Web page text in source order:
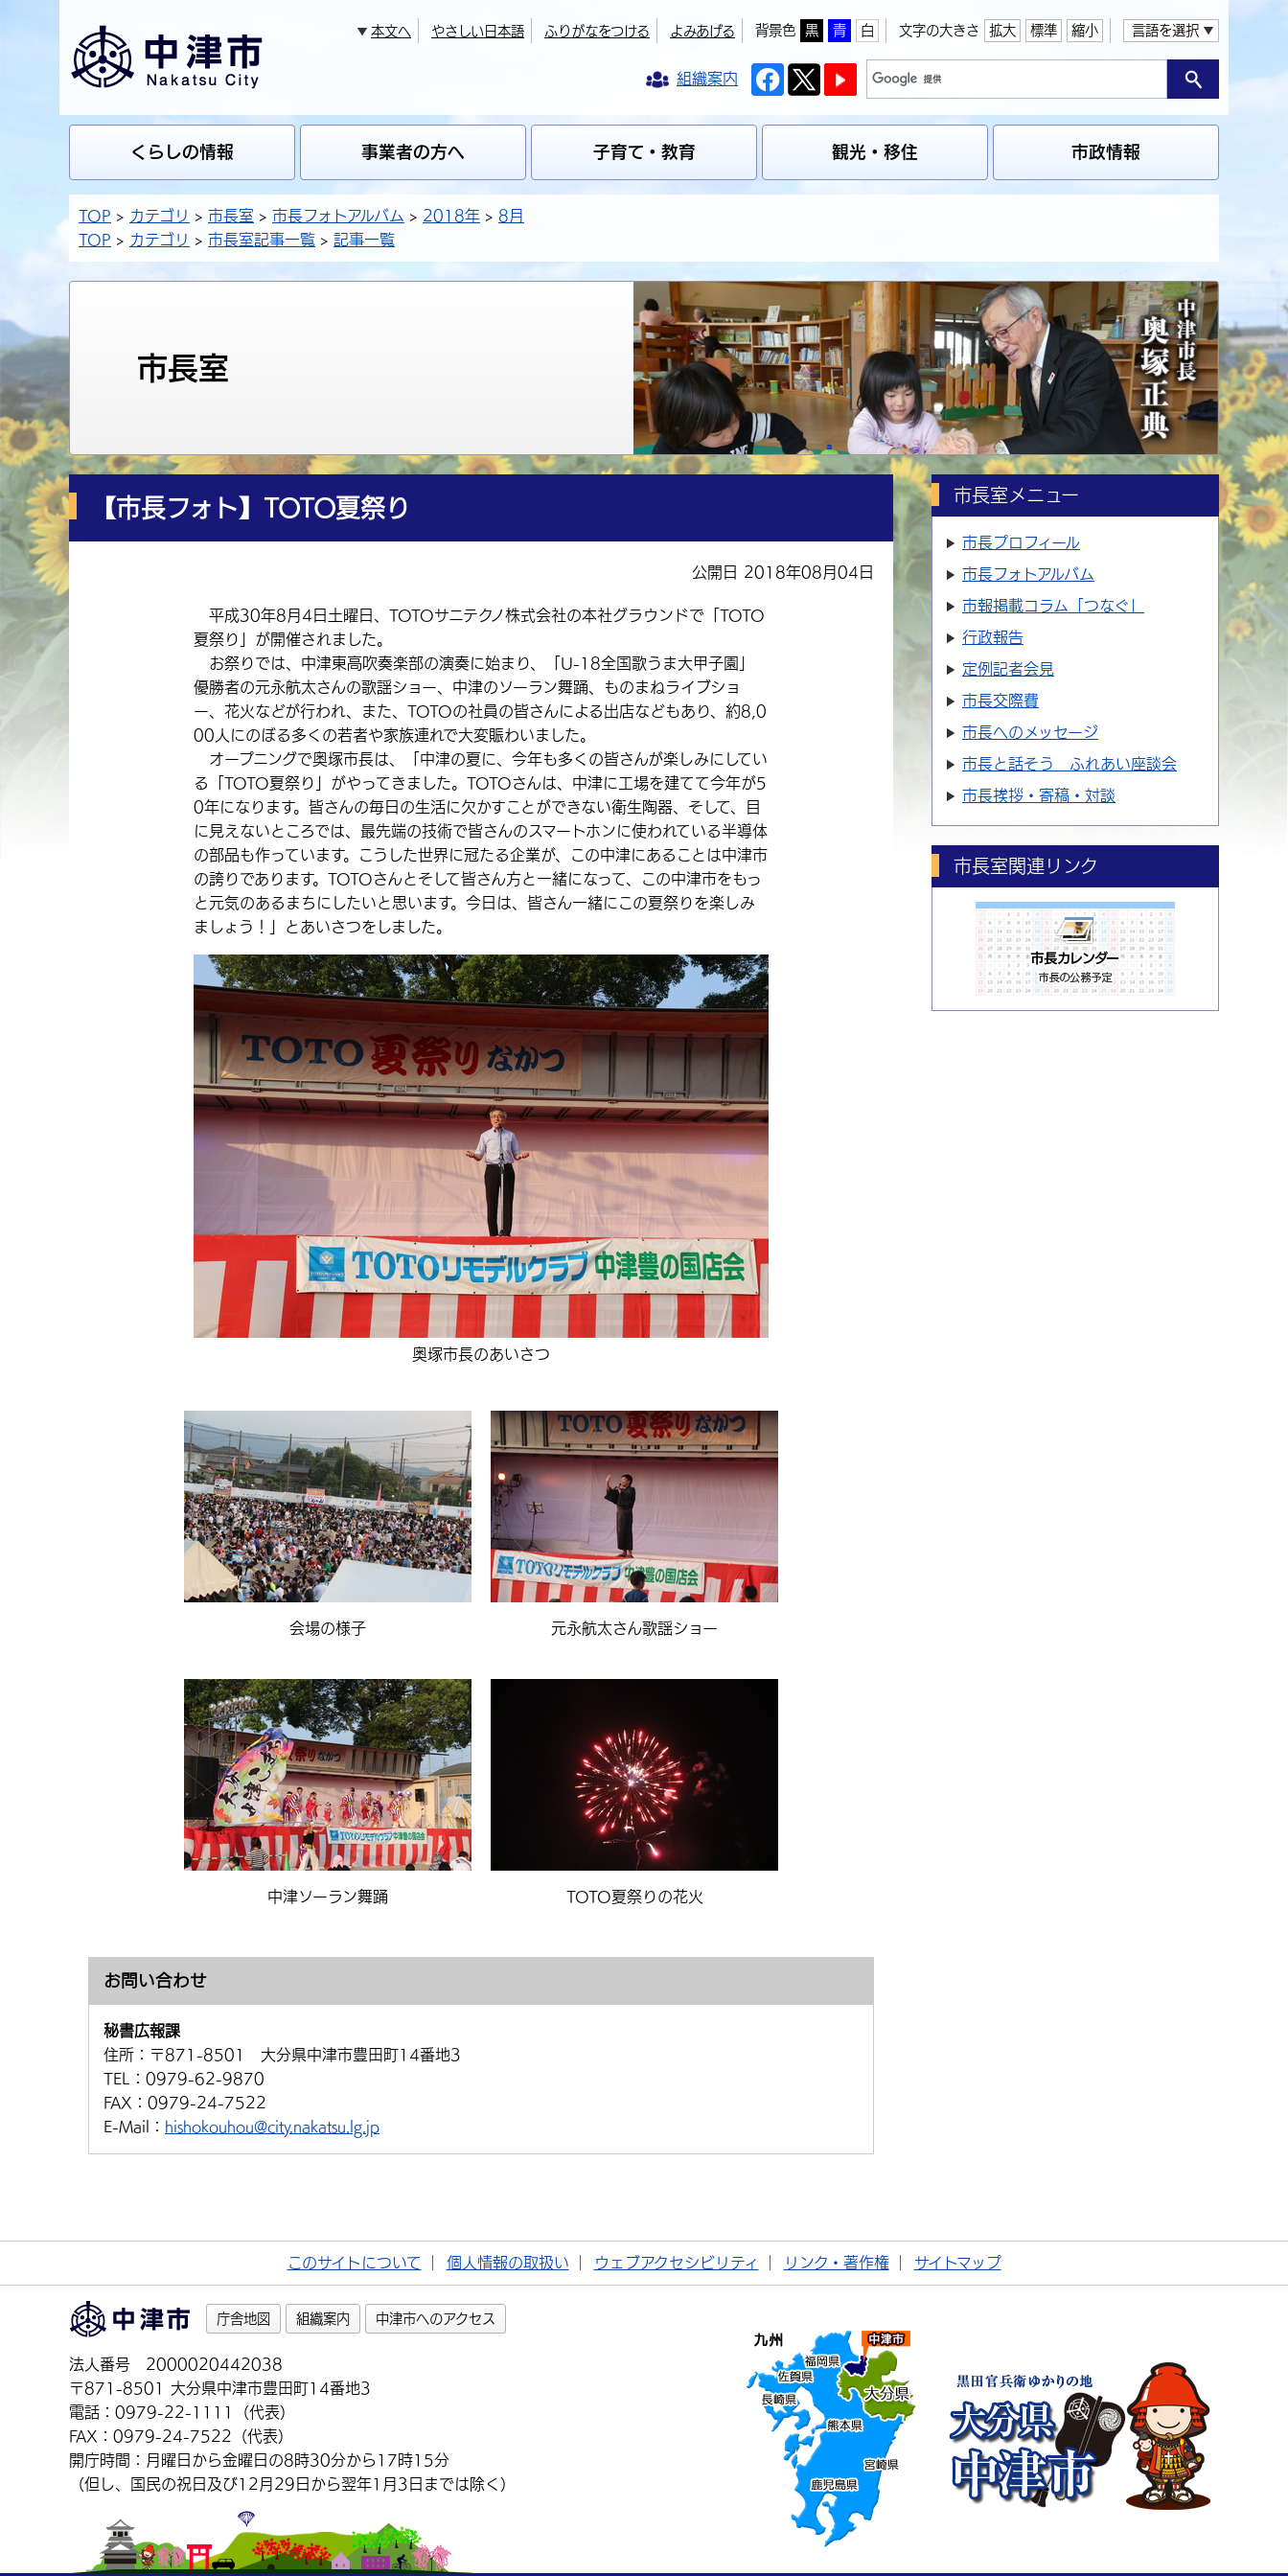
本文へ やさしい日本語 ふりがなをつける よみあげる 背景色 黒 青 白 文字の大きさ 拡大 標準 縮小 言語を選択
組織案内
くらしの情報 事業者の方へ 子育て・教育 観光・移住 市政情報
TOP カテゴリ 市長室 市長フォトアルバム 2018年
8月
TOP
カテゴリ 市長室記事一覧 記事一覧
市長室
【市長フォト】TOTO夏祭り
公開日 2018年08月04日
平成30年8月4日土曜日、TOTOサニテクノ株式会社の本社グラウンドで「TOTO
夏祭り」が開催されました。
お祭りでは、中津東高吹奏楽部の演奏に始まり、「U-18全国歌うま大甲子園」
優勝者の元永航太さんの歌謡ショー、中津のソーラン舞踊、ものまねライブショ
ー、花火などが行われ、また、TOTOの社員の皆さんによる出店などもあり、約8,0
00人にのぼる多くの若者や家族連れで大変賑わいました。
オープニングで奥塚市長は、「中津の夏に、今年も多くの皆さんが楽しみにしてい
る「TOTO夏祭り」がやってきました。TOTOさんは、中津に工場を建てて今年が5
0年になります。皆さんの毎日の生活に欠かすことができない衛生陶器、そして、目
に見えないところでは、最先端の技術で皆さんのスマートホンに使われている半導体
の部品も作っています。こうした世界に冠たる企業が、この中津にあることは中津市
の誇りであります。TOTOさんとそして皆さん方と一緒になって、この中津市をもっ
と元気のあるまちにしたいと思います。今日は、皆さん一緒にこの夏祭りを楽しみ
ましょう！」とあいさつをしました。
奥塚市長のあいさつ
会場の様子 元永航太さん歌謡ショー
中津ソーラン舞踊 TOTO夏祭りの花火
お問い合わせ
秘書広報課
住所： 〒871-8501 大分県中津市豊田町14番地3
TEL： 0979-62-9870
FAX： 0979-24-7522
E-Mail： hishokouhou@city.nakatsu.lg.jp
市長室メニュー
市長プロフィール
市長フォトアルバム
市報掲載コラム「つなぐ」
行政報告
定例記者会見
市長交際費
市長へのメッセージ
市長と話そう ふれあい座談会
市長挨拶・寄稿・対談
市長室関連リンク
このサイトについて 個人情報の取扱い ウェブアクセシビリティ リンク・著作権 サイトマップ
庁舎地図 組織案内 中津市へのアクセス
法人番号 2000020442038
〒871-8501 大分県中津市豊田町14番地3
電話：0979-22-1111（代表）
FAX：0979-24-7522（代表）
開庁時間：月曜日から金曜日の8時30分から17時15分
（但し、国民の祝日及び12月29日から翌年1月3日までは除く）